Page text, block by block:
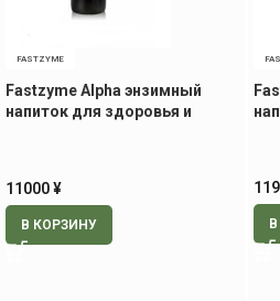
FASTZYME
Fastzyme Alpha энзимный
напиток для здоровья и
11000¥
В КОРЗИНУ